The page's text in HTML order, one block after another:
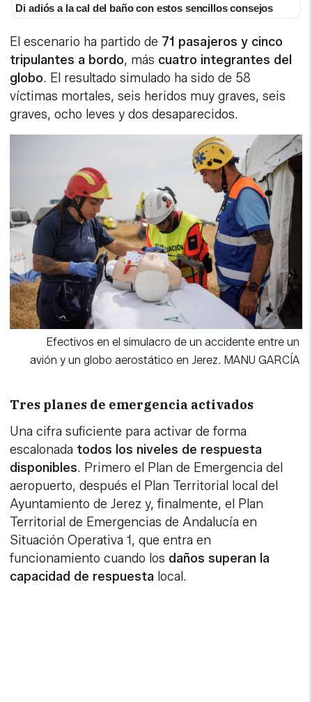
Di adiós a la cal del baño con estos sencillos consejos
El escenario ha partido de 71 pasajeros y cinco
tripulantes a bordo, más cuatro integrantes del
globo. El resultado simulado ha sido de 58
víctimas mortales, seis heridos muy graves, seis
graves, ocho leves y dos desaparecidos.
Efectivos en el simulacro de un accidente entre un
avión y un globo aerostático en Jerez. MANU GARCÍA
Tres planes de emergencia activados
Una cifra suficiente para activar de forma
escalonada todos los niveles de respuesta
disponibles. Primero el Plan de Emergencia del
aeropuerto, después el Plan Territorial local del
Ayuntamiento de Jerez y, finalmente, el Plan
Territorial de Emergencias de Andalucía en
Situación Operativa 1, que entra en
funcionamiento cuando los daños superan la
capacidad de respuesta local.